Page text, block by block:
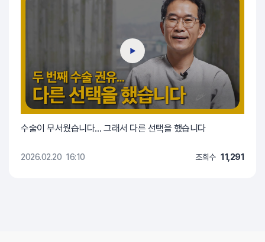
수술이 무서웠습니다… 그래서 다른 선택을 했습니다
2026.02.20 16:10 조회수 11,291